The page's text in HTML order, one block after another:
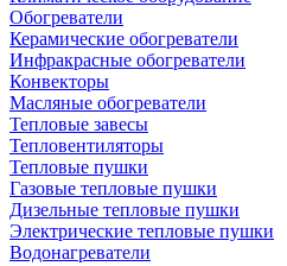
Обогреватели
Керамические обогреватели
Инфракрасные обогреватели
Конвекторы
Масляные обогреватели
Тепловые завесы
Тепловентиляторы
Тепловые пушки
Газовые тепловые пушки
Дизельные тепловые пушки
Электрические тепловые пушки
Водонагреватели